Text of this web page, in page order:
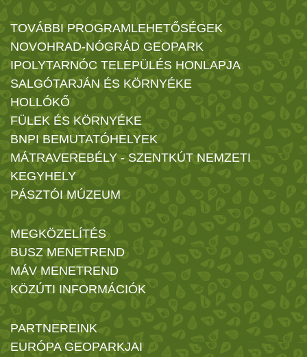
TOVÁBBI PROGRAMLEHETŐSÉGEK
NOVOHRAD-NÓGRÁD GEOPARK
IPOLYTARNÓC TELEPÜLÉS HONLAPJA
SALGÓTARJÁN ÉS KÖRNYÉKE
HOLLÓKŐ
FÜLEK ÉS KÖRNYÉKE
BNPI BEMUTATÓHELYEK
MÁTRAVEREBÉLY - SZENTKÚT NEMZETI
KEGYHELY
PÁSZTÓI MÚZEUM
MEGKÖZELÍTÉS
BUSZ MENETREND
MÁV MENETREND
KÖZÚTI INFORMÁCIÓK
PARTNEREINK
EURÓPA GEOPARKJAI